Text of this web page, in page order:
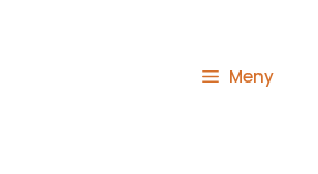
Meny